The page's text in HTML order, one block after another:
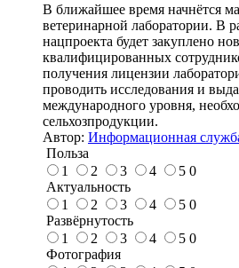
В ближайшее время начнётся
ветеринарной лаборатории. В
нацпроекта будет закуплено
квалифицированных
получения лицензии
проводить исследования и
международного уровня,
сельхозпродукции.
Автор: Информационная
Польза
1
2 3 4 5 0
Актуальность
1
2 3 4 5 0
Развёрнутость
1
2 3 4 5 0
Фотография